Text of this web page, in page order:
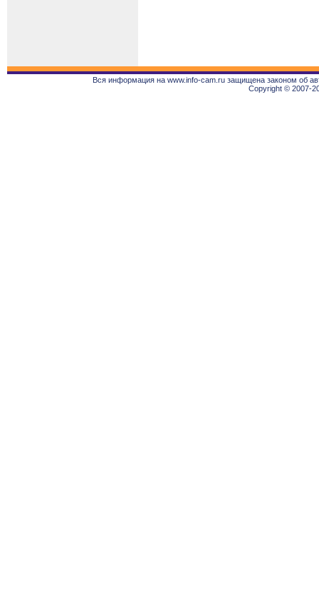
Вся информация на www.info-cam.ru защищена законом об
Copyright © 2007-